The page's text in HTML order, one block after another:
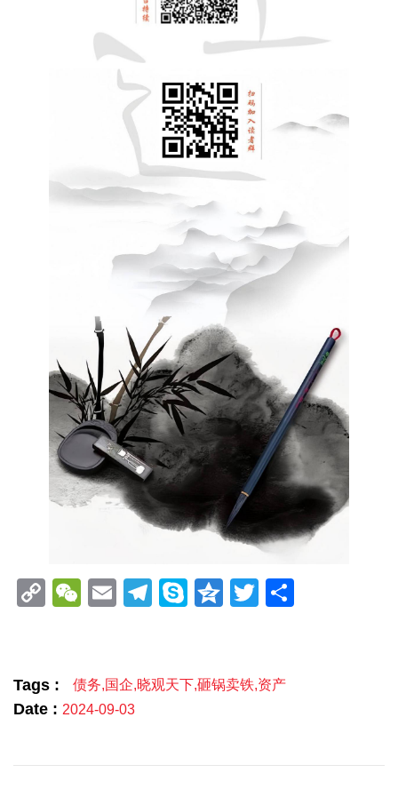
CopyWeChat
EmailTelegram
SkypeQzoneTwitter
Tags : 债务,国企,晓观天下,砸锅卖铁,资产
Date : 2024-09-03